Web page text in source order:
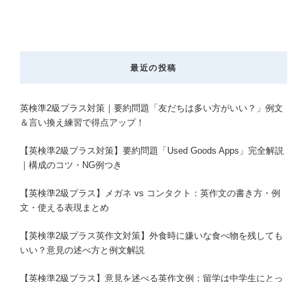
最近の投稿
英検準2級プラス対策｜要約問題「友だちは多い方がいい？」例文
＆言い換え練習で得点アップ！
【英検準2級プラス対策】要約問題「Used Goods Apps」完全解説
｜構成のコツ・NG例つき
【英検準2級プラス】メガネ vs コンタクト：英作文の書き方・例
文・使える表現まとめ
【英検準2級プラス英作文対策】外食時に嫌いな食べ物を残しても
いい？意見の述べ方と例文解説
【英検準2級プラス】意見を述べる英作文例：留学は中学生にとっ